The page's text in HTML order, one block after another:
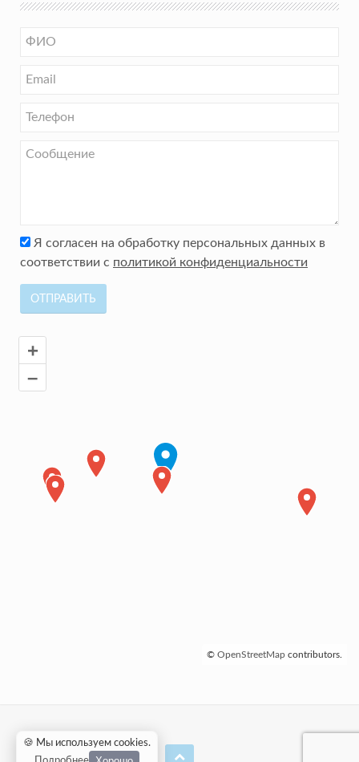
Я согласен на обработку персональных данных в
соответствии с политикой конфиденциальности
ОТПРАВИТЬ
+
–
© OpenStreetMap contributors.
🍪 Мы используем cookies.